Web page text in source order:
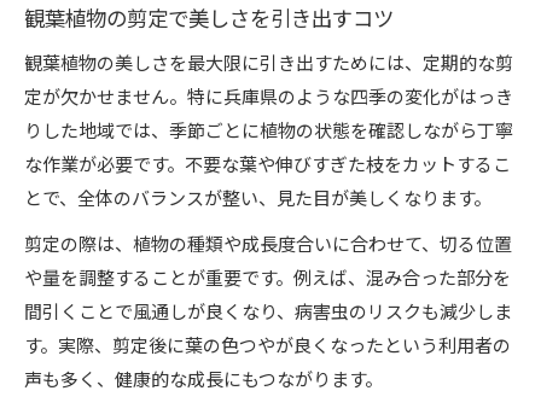
観葉植物の剪定で美しさを引き出すコツ
観葉植物の美しさを最大限に引き出すためには、定期的な剪
定が欠かせません。特に兵庫県のような四季の変化がはっき
りした地域では、季節ごとに植物の状態を確認しながら丁寧
な作業が必要です。不要な葉や伸びすぎた枝をカットするこ
とで、全体のバランスが整い、見た目が美しくなります。
剪定の際は、植物の種類や成長度合いに合わせて、切る位置
や量を調整することが重要です。例えば、混み合った部分を
間引くことで風通しが良くなり、病害虫のリスクも減少しま
す。実際、剪定後に葉の色つやが良くなったという利用者の
声も多く、健康的な成長にもつながります。